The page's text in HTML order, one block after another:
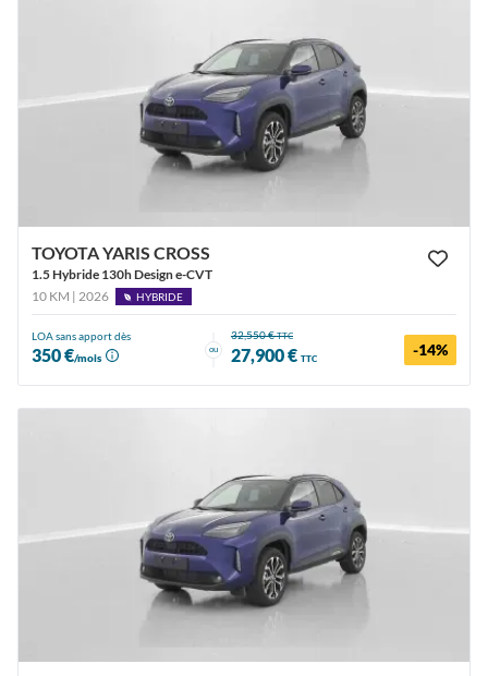
TOYOTA YARIS CROSS
1.5 Hybride 130h Design e-CVT
10 KM | 2026
HYBRIDE
LOA sans apport dès
350 €/mois
ou
32,550 €TTC
27,900 € TTC -14%